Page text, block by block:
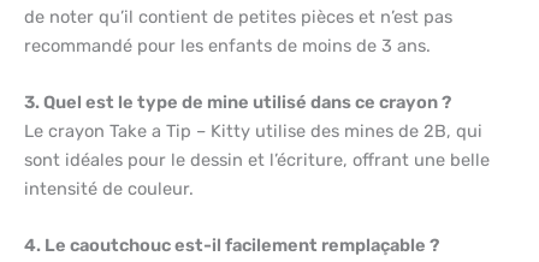
de noter qu’il contient de petites pièces et n’est pas
recommandé pour les enfants de moins de 3 ans.
3. Quel est le type de mine utilisé dans ce crayon ?
Le crayon Take a Tip – Kitty utilise des mines de 2B, qui
sont idéales pour le dessin et l’écriture, offrant une belle
intensité de couleur.
4. Le caoutchouc est-il facilement remplaçable ?